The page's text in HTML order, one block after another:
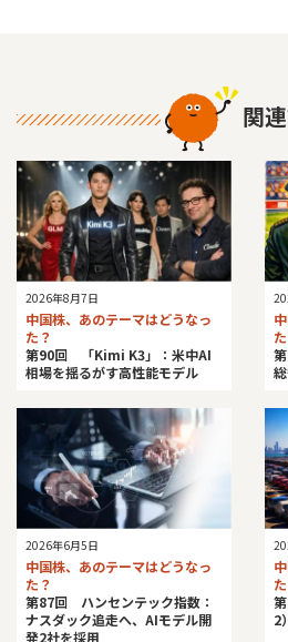
関
2026年8月7日
中国株、あのテーマはどうなっ
た？
第90回 「Kimi K3」：米中AI
相場を揺るがす高性能モデル
2026年6月5日
中国株、あのテーマはどうなっ
た？
第87回 ハンセンテック指数：
ナスダック追走へ、AIモデル開
発2社を採用
2